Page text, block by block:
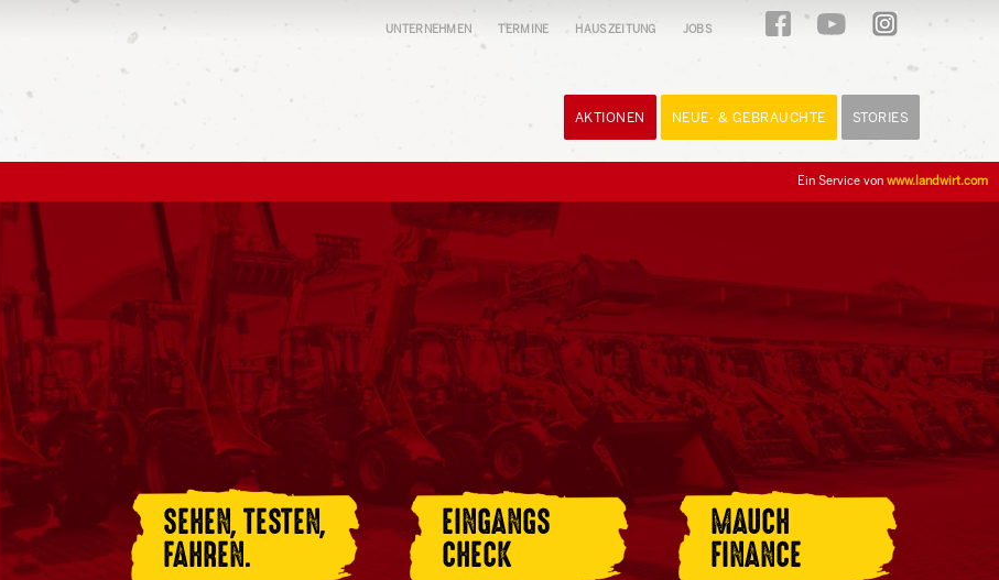
UNTERNEHMEN TERMINE HAUSZEITUNG JOBS
AKTIONEN NEUE- & GEBRAUCHTE STORIES
Ein Service von www.landwirt.com
SEHEN, TESTEN,
FAHREN.
EINGANGS
CHECK
MAUCH
FINANCE